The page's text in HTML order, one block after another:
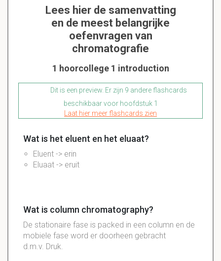
Lees hier de samenvatting
en de meest belangrijke
oefenvragen van
chromatografie
1 hoorcollege 1 introduction
Dit is een preview. Er zijn 9 andere flashcards
beschikbaar voor hoofdstuk 1
Laat hier meer flashcards zien
Wat is het eluent en het eluaat?
Eluent -> erin
Eluaat -> eruit
Wat is column chromatography?
De stationaire fase is packed in een column en de
mobiele fase word er doorheen gebracht
d.m.v. Druk.